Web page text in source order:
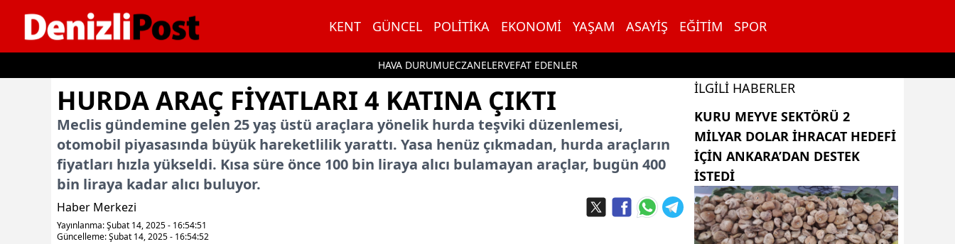
KENT GÜNCEL POLITIKA EKONOMI YAŞAM ASAYIŞ EĞITIM SPOR
HAVA DURUMUECZANELERVEFAT EDENLER
HURDA ARAÇ FİYATLARI 4 KATINA ÇIKTI
Meclis gündemine gelen 25 yaş üstü araçlara yönelik hurda teşviki düzenlemesi,
otomobil piyasasında büyük hareketlilik yarattı. Yasa henüz çıkmadan, hurda araçların
fiyatları hızla yükseldi. Kısa süre önce 100 bin liraya alıcı bulamayan araçlar, bugün 400
bin liraya kadar alıcı buluyor.
Haber Merkezi
Yayınlanma: Şubat 14, 2025 - 16:54:51
Güncelleme: Şubat 14, 2025 - 16:54:52
İLGILI HABERLER
KURU MEYVE SEKTÖRÜ 2
MILYAR DOLAR IHRACAT HEDEFI
IÇIN ANKARA’DAN DESTEK
ISTEDI